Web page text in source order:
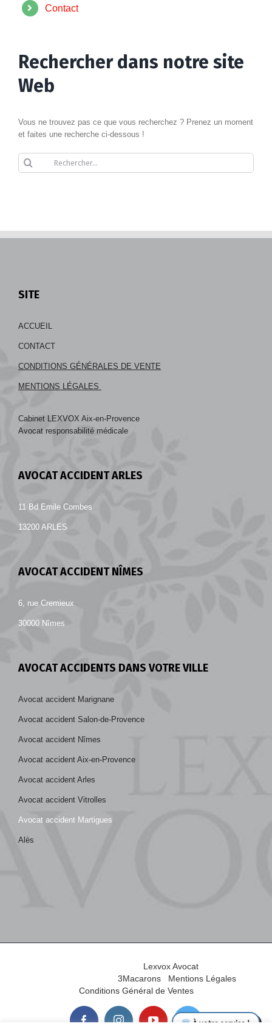
Contact
Rechercher dans notre site
Web
Vous ne trouvez pas ce que vous recherchez ? Prenez un moment
et faites une recherche ci-dessous !
Rechercher
SITE
ACCUEIL
CONTACT
CONDITIONS GÉNÉRALES DE VENTE
MENTIONS LÉGALES
Cabinet LEXVOX Aix-en-Provence
Avocat responsabilité médicale
AVOCAT ACCIDENT ARLES
11 Bd Emile Combes
13200 ARLES
AVOCAT ACCIDENT NÎMES
6, rue Cremieux
30000 Nîmes
AVOCAT ACCIDENTS DANS VOTRE VILLE
Avocat accident Marignane
Avocat accident Salon-de-Provence
Avocat accident Nîmes
Avocat accident Aix-en-Provence
Avocat accident Arles
Avocat accident Vitrolles
Avocat accident Martigues
Alès
Lexvox Avocat
3Macarons Mentions Légales
Conditions Général de Ventes
facebookinstagramyoutube twitter
À votre service !